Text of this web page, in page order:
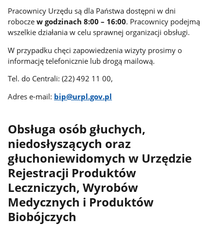
Pracownicy Urzędu są dla Państwa dostępni w dni
roboczew godzinach 8:00 – 16:00. Pracownicy podejmą
wszelkie działania w celu sprawnej organizacji obsługi.
W przypadku chęci zapowiedzenia wizyty prosimy o
informację telefonicznie lub drogą mailową.
Tel. do Centrali: (22) 492 11 00,
Adres e-mail: bip@urpl.gov.pl
Obsługa osób głuchych,
niedosłyszących oraz
głuchoniewidomych w Urzędzie
Rejestracji Produktów
Leczniczych, Wyrobów
Medycznych i Produktów
Biobójczych